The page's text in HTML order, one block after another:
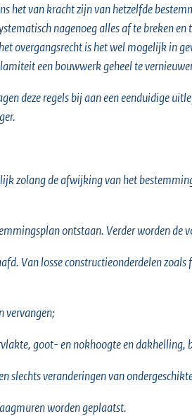
het van kracht zijn van hetzelfde
nagenoeg alles af te breken
overgangsrecht is het wel mogelijk in
een bouwwerk geheel te
deze regels bij aan een eenduidige
zolang de afwijking van het
ontstaan. Verder worden de
Van losse constructieonderdelen
vervangen;
goot- en nokhoogte en dakhelling,
slechts veranderingen van
worden geplaatst.